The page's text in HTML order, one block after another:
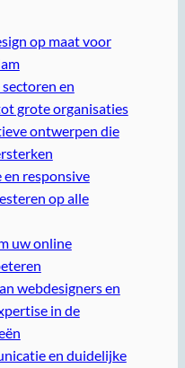
op maat voor
en
grote organisaties
ontwerpen die
responsive
op alle
uw online
webdesigners en
in de
en duidelijke